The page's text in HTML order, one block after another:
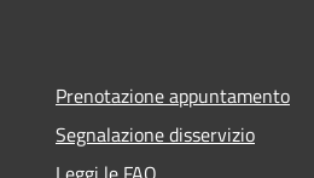
Prenotazione appuntamento
Segnalazione disservizio